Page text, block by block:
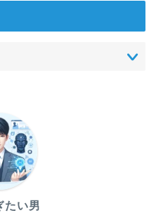
たい男